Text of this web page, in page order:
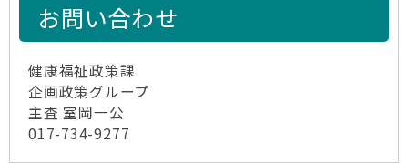
お問い合わせ
健康福祉政策課
企画政策グループ
主査 室岡一公
017-734-9277